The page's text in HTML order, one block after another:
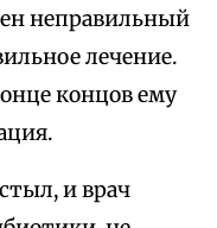
неправильный
лечение.
концов ему
и врач